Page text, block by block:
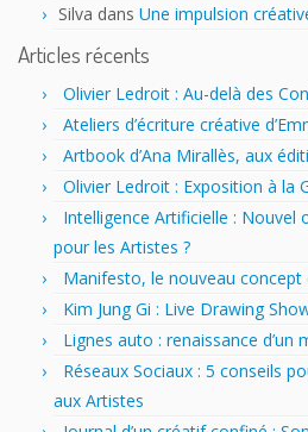
Silva dans Une impulsion
Articles récents
Olivier Ledroit : Au-delà des
Ateliers d’écriture créative
Artbook d’Ana Mirallès, aux
Olivier Ledroit : Exposition à la
Intelligence Artificielle : Nouvel
pour les Artistes ?
Manifesto, le nouveau concept
Kim Jung Gi : Live Drawing
Lignes auto : renaissance d’un
Réseaux Sociaux : 5 conseils
aux Artistes